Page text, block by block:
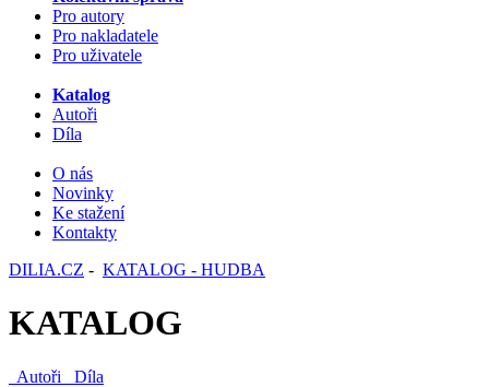
Pro autory
Pro nakladatele
Pro uživatele
Katalog
Autoři
Díla
O nás
Novinky
Ke stažení
Kontakty
DILIA.CZ - KATALOG - HUDBA
KATALOG
Autoři
Díla